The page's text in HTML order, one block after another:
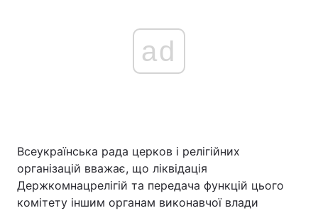
ad
Всеукраїнська рада церков і релігійних
організацій вважає, що ліквідація
Держкомнацрелігій та передача функцій цього
комітету іншим органам виконавчої влади